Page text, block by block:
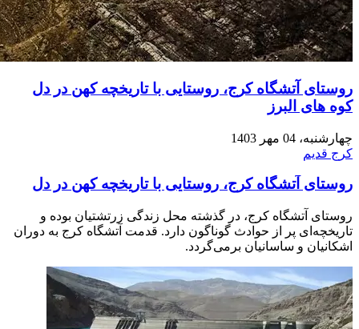
روستای آتشگاه کرج، روستایی با تاریخچه کهن در دل
کوه های البرز
چهارشنبه، 04 مهر 1403
کرج قدیم
روستای آتشگاه کرج، روستایی با تاریخچه کهن در دل
روستای آتشگاه کرج، در گذشته محل زندگی زرتشتیان بوده و
تاریخچه‌ای پر از حوادث گوناگون دارد. قدمت آتشگاه کرج به دوران
اشکانیان و ساسانیان برمی‌گردد.